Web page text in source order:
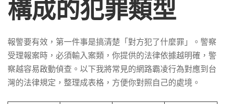
構成的犯罪類型
報警要有效，第一件事是搞清楚「對方犯了什麼罪」。警察
受理報案時，必須輸入案類，你提供的法律依據越明確，警
察越容易啟動偵查。以下我將常見的網路霸凌行為對應到台
灣的法律規定，整理成表格，方便你對照自己的處境。